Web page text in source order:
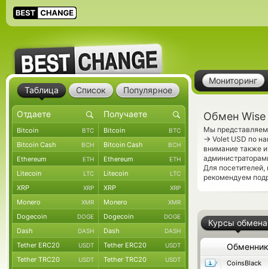
Мониторинг
Обмен Wise
Мы представляем
→ Volet USD по
внимание также
Для
рекомендуем
Курсы обмена
Обменник
CoinsBlack
Таблица Список Популярное
Bitcoin BTC Bitcoin BTC
Bitcoin Cash BCH Bitcoin Cash BCH
Ethereum ETH Ethereum ETH
Litecoin LTC Litecoin LTC
XRP XRP XRP XRP
Monero XMR Monero XMR
Dogecoin DOGE Dogecoin DOGE
Dash DASH Dash DASH
Tether ERC20 USDT Tether ERC20 USDT
Tether TRC20 USDT Tether TRC20 USDT